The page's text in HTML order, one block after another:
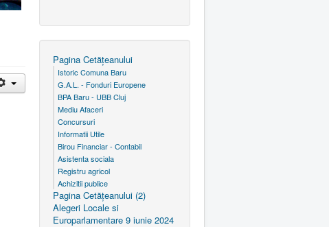
Pagina Cetăţeanului
Istoric Comuna Baru
G.A.L. - Fonduri Europene
BPA Baru - UBB Cluj
Mediu Afaceri
Concursuri
Informatii Utile
Birou Financiar - Contabil
Asistenta sociala
Registru agricol
Achizitii publice
Pagina Cetăţeanului (2)
Alegeri Locale si
Europarlamentare 9 iunie 2024